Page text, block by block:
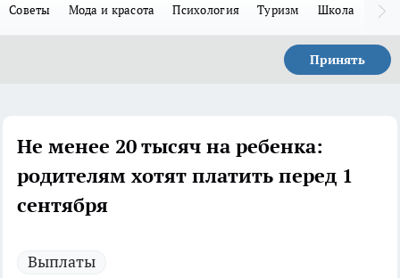
Советы Мода и красота Психология Туризм Школа
Принять
Не менее 20 тысяч на ребенка:
родителям хотят платить перед 1
сентября
Выплаты